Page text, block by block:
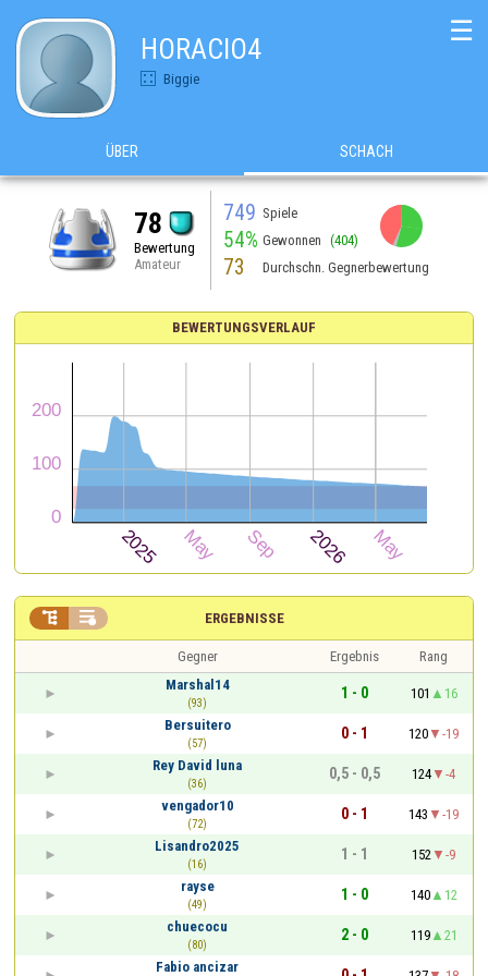
HORACIO4
Biggie
☰
ÜBER SCHACH
78
Bewertung
Amateur
749 Spiele
54% Gewonnen (404)
73 Durchschn. Gegnerbewertung
BEWERTUNGSVERLAUF
ERGEBNISSE
 
Gegner Ergebnis
Rang
Marshal14
(93)
1 - 0 101
16
Bersuitero
(57)
0 - 1 120
-19
Rey David luna
(36)
0,5 - 0,5 124
-4
vengador10
(72)
0 - 1 143
-19
Lisandro2025
(16)
1 - 1 152
-9
rayse
(49)
1 - 0 140
12
chuecocu
(80)
2 - 0 119
21
Fabio ancizar